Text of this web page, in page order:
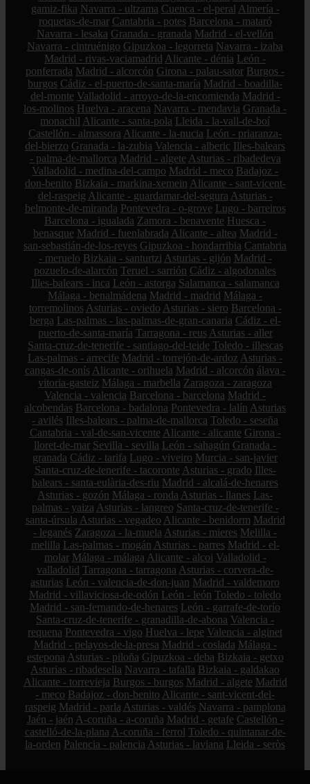
gamiz-fika Navarra - ultzama Cuenca - el-peral Almería -
roquetas-de-mar Cantabria - potes Barcelona - mataró
Navarra - lesaka Granada - granada Madrid - el-vellón
Navarra - cintruénigo Gipuzkoa - legorreta Navarra - izaba
Madrid - rivas-vaciamadrid Alicante - dénia León -
ponferrada Madrid - alcorcón Girona - palau-sator Burgos -
burgos Cádiz - el-puerto-de-santa-maría Madrid - boadilla-
del-monte Valladolid - arroyo-de-la-encomienda Madrid -
los-molinos Huelva - aracena Navarra - mendavia Granada -
monachil Alicante - santa-pola Lleida - la-vall-de-boí
Castellón - almassora Alicante - la-nucia León - priaranza-
del-bierzo Granada - la-zubia Valencia - alberic Illes-balears
- palma-de-mallorca Madrid - algete Asturias - ribadedeva
Valladolid - medina-del-campo Madrid - meco Badajoz -
don-benito Bizkaia - markina-xemein Alicante - sant-vicent-
del-raspeig Alicante - guardamar-del-segura Asturias -
belmonte-de-miranda Pontevedra - o-grove Lugo - barreiros
Barcelona - igualada Zamora - benavente Huesca -
benasque Madrid - fuenlabrada Alicante - altea Madrid -
san-sebastián-de-los-reyes Gipuzkoa - hondarribia Cantabria
- meruelo Bizkaia - santurtzi Asturias - gijón Madrid -
pozuelo-de-alarcón Teruel - sarrión Cádiz - algodonales
Illes-balears - inca León - astorga Salamanca - salamanca
Málaga - benalmádena Madrid - madrid Málaga -
torremolinos Asturias - oviedo Asturias - siero Barcelona -
berga Las-palmas - las-palmas-de-gran-canaria Cádiz - el-
puerto-de-santa-maría Tarragona - reus Asturias - aller
Santa-cruz-de-tenerife - santiago-del-teide Toledo - illescas
Las-palmas - arrecife Madrid - torrejón-de-ardoz Asturias -
cangas-de-onís Alicante - orihuela Madrid - alcorcón álava -
vitoria-gasteiz Málaga - marbella Zaragoza - zaragoza
Valencia - valencia Barcelona - barcelona Madrid -
alcobendas Barcelona - badalona Pontevedra - lalín Asturias
- avilés Illes-balears - palma-de-mallorca Toledo - seseña
Cantabria - val-de-san-vicente Alicante - alicante Girona -
lloret-de-mar Sevilla - sevilla León - sahagún Granada -
granada Cádiz - tarifa Lugo - viveiro Murcia - san-javier
Santa-cruz-de-tenerife - tacoronte Asturias - grado Illes-
balears - santa-eulària-des-riu Madrid - alcalá-de-henares
Asturias - gozón Málaga - ronda Asturias - llanes Las-
palmas - yaiza Asturias - langreo Santa-cruz-de-tenerife -
santa-úrsula Asturias - vegadeo Alicante - benidorm Madrid
- leganés Zaragoza - la-muela Asturias - mieres Melilla -
melilla Las-palmas - mogán Asturias - parres Madrid - el-
molar Málaga - málaga Alicante - alcoi Valladolid -
valladolid Tarragona - tarragona Asturias - corvera-de-
asturias León - valencia-de-don-juan Madrid - valdemoro
Madrid - villaviciosa-de-odón León - león Toledo - toledo
Madrid - san-fernando-de-henares León - garrafe-de-torío
Santa-cruz-de-tenerife - granadilla-de-abona Valencia -
requena Pontevedra - vigo Huelva - lepe Valencia - alginet
Madrid - pelayos-de-la-presa Madrid - coslada Málaga -
estepona Asturias - piloña Gipuzkoa - deba Bizkaia - getxo
Asturias - ribadesella Navarra - tafalla Bizkaia - galdakao
Alicante - torrevieja Burgos - burgos Madrid - algete Madrid
- meco Badajoz - don-benito Alicante - sant-vicent-del-
raspeig Madrid - parla Asturias - valdés Navarra - pamplona
Jaén - jaén A-coruña - a-coruña Madrid - getafe Castellón -
castelló-de-la-plana A-coruña - ferrol Toledo - quintanar-de-
la-orden Palencia - palencia Asturias - laviana Lleida - seròs